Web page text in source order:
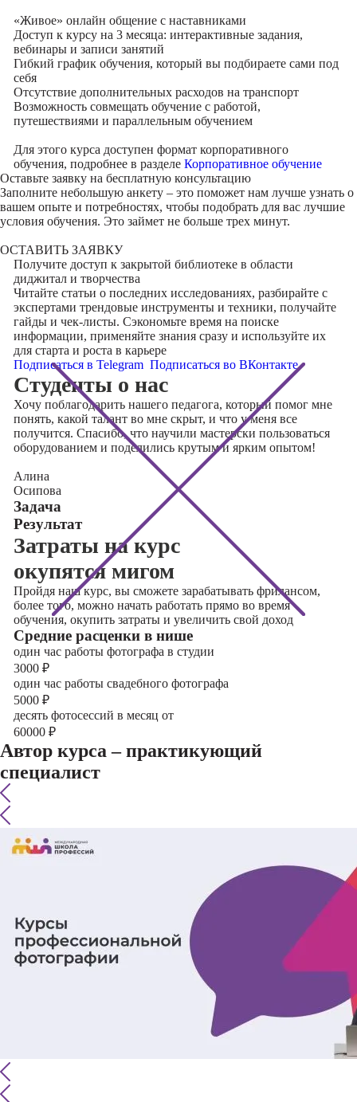
«Живое» онлайн общение с наставниками
Доступ к курсу на 3 месяца: интерактивные задания,
вебинары и записи занятий
Гибкий график обучения, который вы подбираете сами под
себя
Отсутствие дополнительных расходов на транспорт
Возможность совмещать обучение с работой,
путешествиями и параллельным обучением
Для этого курса доступен формат корпоративного
обучения, подробнее в разделе Корпоративное обучение
Оставьте заявку на бесплатную консультацию
Заполните небольшую анкету – это поможет нам лучше узнать о
вашем опыте и потребностях, чтобы подобрать для вас лучшие
условия обучения. Это займет не больше трех минут.
ОСТАВИТЬ ЗАЯВКУ
Получите доступ к закрытой библиотекев области
диджитал и творчества
Читайте статьи о последних исследованиях, разбирайте с
экспертами трендовые инструменты и техники, получайте
гайды и чек-листы. Сэкономьте время на поиске
информации, применяйте знания сразу и используйте их
для старта и роста в карьере
Подписаться в Telegram Подписаться во ВКонтакте
Cтуденты о нас
Хочу поблагодарить нашего педагога, который помог мне
понять, какой талант во мне скрыт, и что у меня все
получится. Спасибо, что научили мастерски пользоваться
оборудованием и поделились крутым и ярким опытом!
Алина
Осипова
Задача
Результат
Затраты на курс
окупятся мигом
Пройдя наш курс, вы сможете зарабатывать фрилансом,
более того, можно начать работать прямо во время
обучения, окупить затраты и увеличить свой доход
Cредние расценки в нише
один час работы фотографа в студии
3000 ₽
один час работы свадебного фотографа
5000 ₽
десять фотосессий в месяц от
60000 ₽
Автор курса – практикующий
специалист